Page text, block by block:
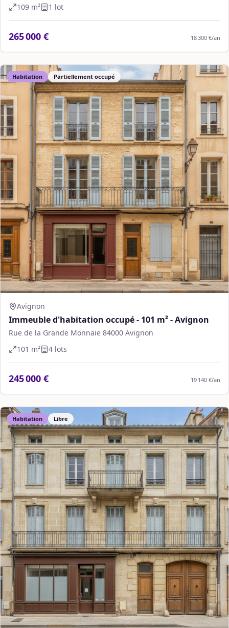
109 m² 1 lot
265 000 € 18 300 €/an
Habitation Partiellement occupé
Avignon
Immeuble d'habitation occupé - 101 m² - Avignon
Rue de la Grande Monnaie 84000 Avignon
101 m² 4 lots
245 000 € 19 140 €/an
Habitation Libre